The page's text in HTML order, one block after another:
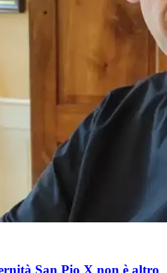
San Pio X non è altro